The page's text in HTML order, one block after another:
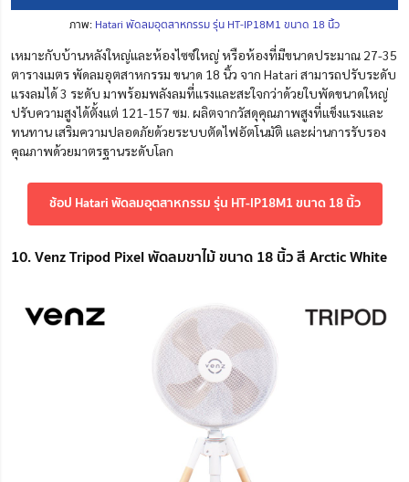
ภาพ: Hatari พัดลมอุตสาหกรรม รุ่น HT-IP18M1 ขนาด 18 นิ้ว
เหมาะกับบ้านหลังใหญ่และห้องไซซ์ใหญ่ หรือห้องที่มีขนาดประมาณ 27-35
ตารางเมตร พัดลมอุตสาหกรรม ขนาด 18 นิ้ว จาก Hatari สามารถปรับระดับ
แรงลมได้ 3 ระดับ มาพร้อมพลังลมที่แรงและสะใจกว่าด้วยใบพัดขนาดใหญ่
ปรับความสูงได้ตั้งแต่ 121-157 ซม. ผลิตจากวัสดุคุณภาพสูงที่แข็งแรงและ
ทนทาน เสริมความปลอดภัยด้วยระบบตัดไฟอัตโนมัติ และผ่านการรับรอง
คุณภาพด้วยมาตรฐานระดับโลก
ช้อป Hatari พัดลมอุตสาหกรรม รุ่น HT-IP18M1 ขนาด 18 นิ้ว
10. Venz Tripod Pixel พัดลมขาไม้ ขนาด 18 นิ้ว สี Arctic White